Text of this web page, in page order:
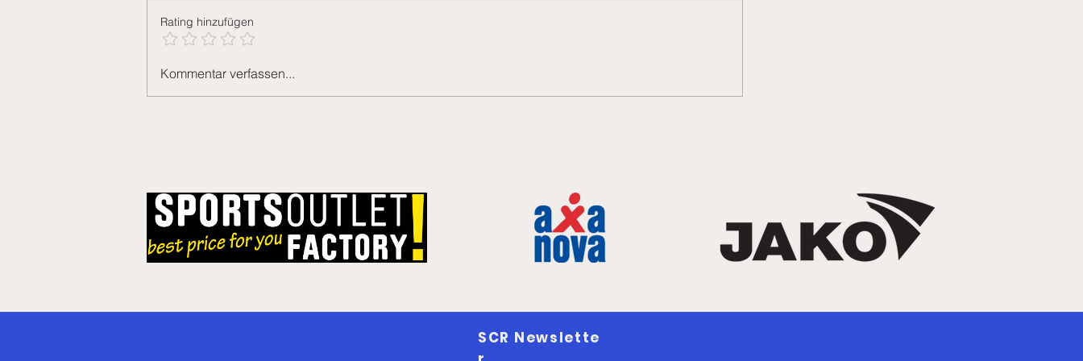
Derbysieg und zwei
Verabschiedungen
Rating hinzufügen
Kommentar verfassen...
SCR Newslette